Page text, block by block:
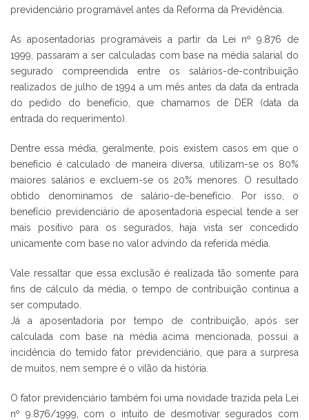
previdenciário programável antes da Reforma da Previdência.
As aposentadorias programáveis a partir da Lei nº 9.876 de
1999, passaram a ser calculadas com base na média salarial do
segurado compreendida entre os salários-de-contribuição
realizados de julho de 1994 a um mês antes da data da entrada
do pedido do benefício, que chamamos de DER (data da
entrada do requerimento).
Dentre essa média, geralmente, pois existem casos em que o
benefício é calculado de maneira diversa, utilizam-se os 80%
maiores salários e excluem-se os 20% menores. O resultado
obtido denominamos de salário-de-benefício. Por isso, o
benefício previdenciário de aposentadoria especial tende a ser
mais positivo para os segurados, haja vista ser concedido
unicamente com base no valor advindo da referida média.
Vale ressaltar que essa exclusão é realizada tão somente para
fins de cálculo da média, o tempo de contribuição continua a
ser computado.
Já a aposentadoria por tempo de contribuição, após ser
calculada com base na média acima mencionada, possui a
incidência do temido fator previdenciário, que para a surpresa
de muitos, nem sempre é o vilão da história.
O fator previdenciário também foi uma novidade trazida pela Lei
nº 9.876/1999, com o intuito de desmotivar segurados com